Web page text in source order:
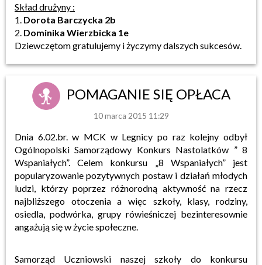
Skład drużyny :
1. Dorota Barczycka 2b
2. Dominika Wierzbicka 1e
Dziewczętom gratulujemy i życzymy dalszych sukcesów.
POMAGANIE SIĘ OPŁACA
10 marca 2015 11:29
Dnia 6.02.br. w MCK w Legnicy po raz kolejny odbył
Ogólnopolski Samorządowy Konkurs Nastolatków ” 8
Wspaniałych”. Celem konkursu „8 Wspaniałych” jest
popularyzowanie pozytywnych postaw i działań młodych
ludzi, którzy poprzez różnorodną aktywność na rzecz
najbliższego otoczenia a więc szkoły, klasy, rodziny,
osiedla, podwórka, grupy rówieśniczej bezinteresownie
angażują się w życie społeczne.
Samorząd Uczniowski naszej szkoły do konkursu